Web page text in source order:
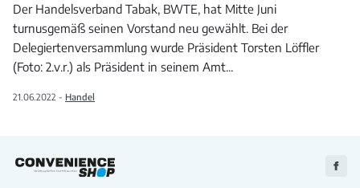
Der Handelsverband Tabak, BWTE, hat Mitte Juni
turnusgemäß seinen Vorstand neu gewählt. Bei der
Delegiertenversammlung wurde Präsident Torsten Löffler
(Foto: 2.v.r.) als Präsident in seinem Amt...
21.06.2022 - Handel
Zu